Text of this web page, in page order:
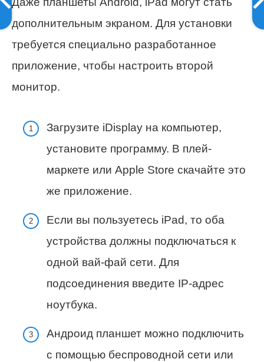
дополнительным экраном. Для установки
требуется специально разработанное
приложение, чтобы настроить второй
монитор.
Загрузите iDisplay на компьютер,
установите программу. В плей-
маркете или Apple Store скачайте это
же приложение.
Если вы пользуетесь iPad, то оба
устройства должны подключаться к
одной вай-фай сети. Для
подсоединения введите IP-адрес
ноутбука.
Андроид планшет можно подключить
с помощью беспроводной сети или